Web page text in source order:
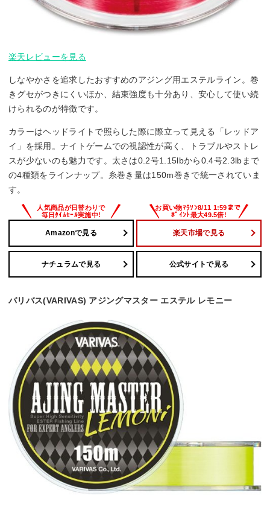
楽天レビューを見る
しなやかさを追求したおすすめのアジング用エステルライン。巻
きグセがつきにくいほか、結束強度も十分あり、安心して使い続
けられるのが特徴です。
カラーはヘッドライトで照らした際に際立って見える「レッドア
イ」を採用。ナイトゲームでの視認性が高く、トラブルやストレ
スが少ないのも魅力です。太さは0.2号1.15lbから0.4号2.3lbまで
の4種類をラインナップ。糸巻き量は150m巻きで統一されていま
す。
Amazonで見る 楽天市場で見る
ナチュラムで見る 公式サイトで見る
バリバス(VARIVAS) アジングマスター エステル レモニー